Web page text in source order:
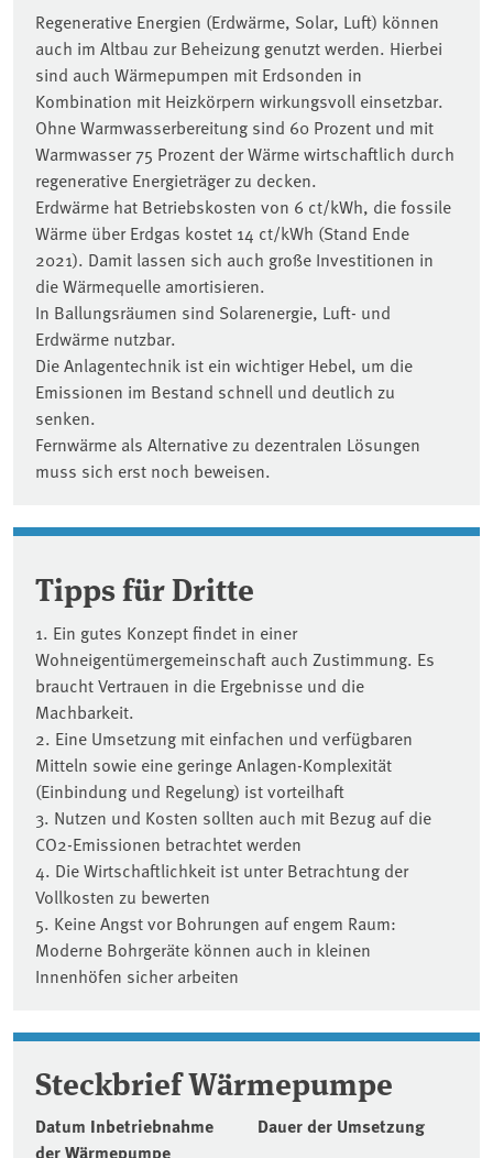
Regenerative Energien (Erdwärme, Solar, Luft) können
auch im Altbau zur Beheizung genutzt werden. Hierbei
sind auch Wärmepumpen mit Erdsonden in
Kombination mit Heizkörpern wirkungsvoll einsetzbar.
Ohne Warmwasserbereitung sind 60 Prozent und mit
Warmwasser 75 Prozent der Wärme wirtschaftlich durch
regenerative Energieträger zu decken.
Erdwärme hat Betriebskosten von 6 ct/kWh, die fossile
Wärme über Erdgas kostet 14 ct/kWh (Stand Ende
2021). Damit lassen sich auch große Investitionen in
die Wärmequelle amortisieren.
In Ballungsräumen sind Solarenergie, Luft- und
Erdwärme nutzbar.
Die Anlagentechnik ist ein wichtiger Hebel, um die
Emissionen im Bestand schnell und deutlich zu
senken.
Fernwärme als Alternative zu dezentralen Lösungen
muss sich erst noch beweisen.
Tipps für Dritte
1. Ein gutes Konzept findet in einer
Wohneigentümergemeinschaft auch Zustimmung. Es
braucht Vertrauen in die Ergebnisse und die
Machbarkeit.
2. Eine Umsetzung mit einfachen und verfügbaren
Mitteln sowie eine geringe Anlagen-Komplexität
(Einbindung und Regelung) ist vorteilhaft
3. Nutzen und Kosten sollten auch mit Bezug auf die
CO2-Emissionen betrachtet werden
4. Die Wirtschaftlichkeit ist unter Betrachtung der
Vollkosten zu bewerten
5. Keine Angst vor Bohrungen auf engem Raum:
Moderne Bohrgeräte können auch in kleinen
Innenhöfen sicher arbeiten
Steckbrief Wärmepumpe
Datum Inbetriebnahme
der Wärmepumpe
Dauer der Umsetzung